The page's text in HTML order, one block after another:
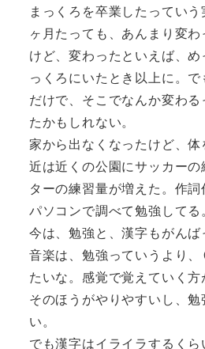
まっくろを卒業したってい
ヶ月たっても、あんまり変
けど、変わったといえば、
っくろにいたとき以上に。
だけで、そこでなんか変わ
たかもしれない。
家から出なくなったけど、
近は近くの公園にサッカー
ターの練習量が増えた。作詞
パソコンで調べて勉強してる。
今は、勉強と、漢字もがんば
音楽は、勉強っていうより
たいな。感覚で覚えていく方
そのほうがやりやすいし、
い。
でも漢字はイライラするく